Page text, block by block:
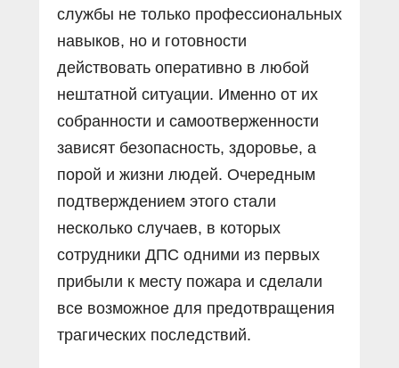
службы не только профессиональных
навыков, но и готовности
действовать оперативно в любой
нештатной ситуации. Именно от их
собранности и самоотверженности
зависят безопасность, здоровье, а
порой и жизни людей. Очередным
подтверждением этого стали
несколько случаев, в которых
сотрудники ДПС одними из первых
прибыли к месту пожара и сделали
все возможное для предотвращения
трагических последствий.